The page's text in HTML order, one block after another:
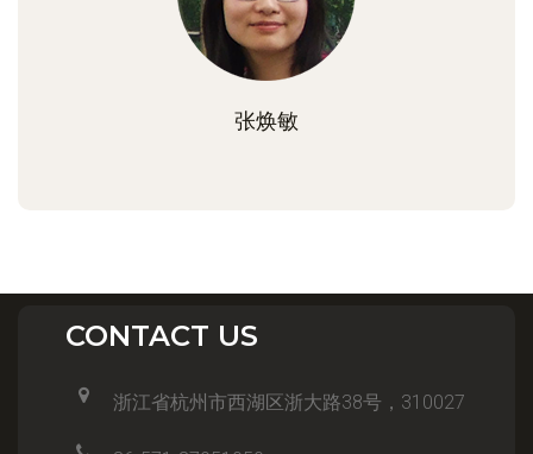
张焕敏
CONTACT US
浙江省杭州市西湖区浙大路38号，310027